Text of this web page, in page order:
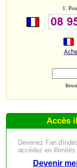
1.
Accès
Devenez Fan
accédez en
Devenir